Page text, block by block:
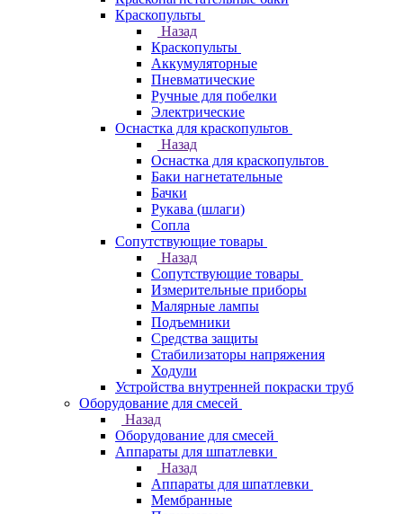
Краскопульты
Назад
Краскопульты
Аккумуляторные
Пневматические
Ручные для побелки
Электрические
Оснастка для краскопультов
Назад
Оснастка для краскопультов
Баки нагнетательные
Бачки
Рукава (шлаги)
Сопла
Сопутствующие товары
Назад
Сопутствующие товары
Измерительные приборы
Малярные лампы
Подъемники
Средства защиты
Стабилизаторы напряжения
Ходули
Устройства внутренней покраски труб
Оборудование для смесей
Назад
Оборудование для смесей
Аппараты для шпатлевки
Назад
Аппараты для шпатлевки
Мембранные